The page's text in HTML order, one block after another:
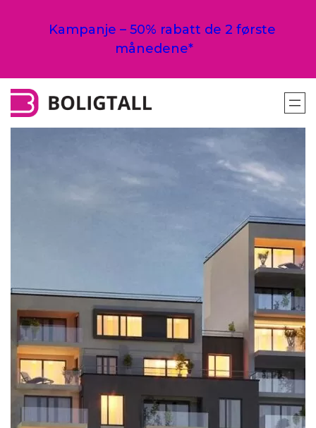
Kampanje – 50% rabatt de 2 første
månedene*